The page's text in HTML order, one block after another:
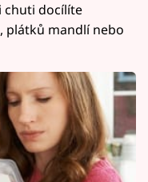
chuti docílíte
plátků mandlí nebo